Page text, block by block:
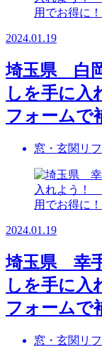
2024.01.19
埼玉県 白
しを手に
フォームで
窓・玄関リ
2024.01.19
埼玉県 幸
しを手に
フォームで
窓・玄関リ